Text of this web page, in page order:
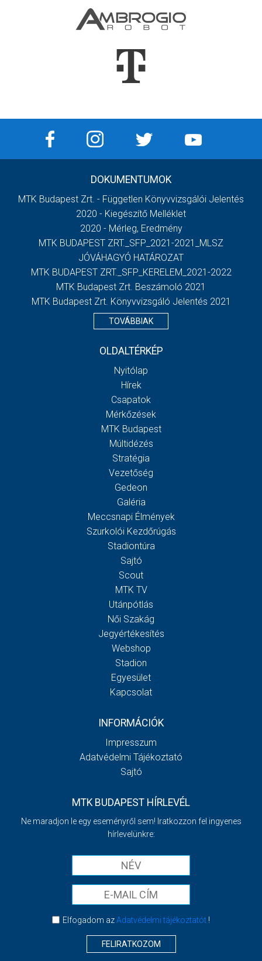
DOKUMENTUMOK
MTK Budapest Zrt. - Független Könyvvizsgálói Jelentés
2020 - Kiegészítő Melléklet
2020 - Mérleg, Eredmény
MTK BUDAPEST ZRT._SFP_2021-2021_MLSZ
JÓVÁHAGYÓ HATÁROZAT
MTK BUDAPEST ZRT._SFP_KERELEM_2021-2022
MTK Budapest Zrt. Beszámoló 2021
MTK Budapest Zrt. Könyvvizsgáló Jelentés 2021
TOVÁBBIAK
OLDALTÉRKÉP
Nyitólap
Hírek
Csapatok
Mérkőzések
MTK Budapest
Múltidézés
Stratégia
Vezetőség
Gedeon
Galéria
Meccsnapi Élmények
Szurkolói Kezdőrúgás
Stadiontúra
Sajtó
Scout
MTK TV
Utánpótlás
Női Szakág
Jegyértékesítés
Webshop
Stadion
Egyesület
Kapcsolat
INFORMÁCIÓK
Impresszum
Adatvédelmi Tájékoztató
Sajtó
MTK BUDAPEST HÍRLEVÉL
Ne maradjon le egy eseményről sem! Iratkozzon fel ingyenes
hírlevelünkre:
Elfogadom azAdatvédelmi tájékoztatót!
FELIRATKOZOM